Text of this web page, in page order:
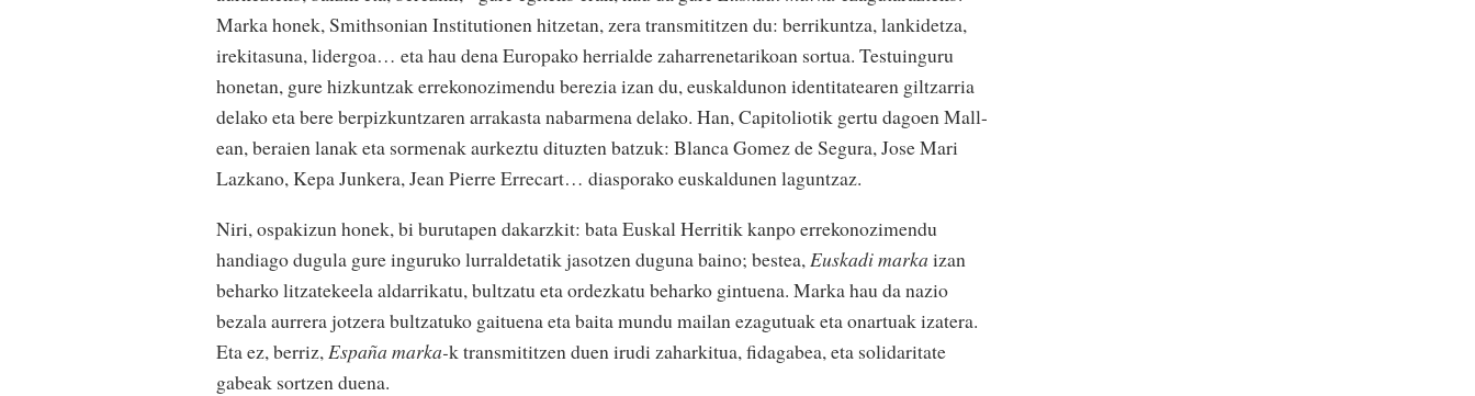
Marka honek, Smithsonian Institutionen hitzetan, zera transmititzen du: berrikuntza, lankidetza,
irekitasuna, lidergoa… eta hau dena Europako herrialde zaharrenetarikoan sortua. Testuinguru
honetan, gure hizkuntzak errekonozimendu berezia izan du, euskaldunon identitatearen giltzarria
delako eta bere berpizkuntzaren arrakasta nabarmena delako. Han, Capitoliotik gertu dagoen Mall-
ean, beraien lanak eta sormenak aurkeztu dituzten batzuk: Blanca Gomez de Segura, Jose Mari
Lazkano, Kepa Junkera, Jean Pierre Errecart… diasporako euskaldunen laguntzaz.
Niri, ospakizun honek, bi burutapen dakarzkit: bata Euskal Herritik kanpo errekonozimendu
handiago dugula gure inguruko lurraldetatik jasotzen duguna baino; bestea,Euskadi marka izan
beharko litzatekeela aldarrikatu, bultzatu eta ordezkatu beharko gintuena. Marka hau da nazio
bezala aurrera jotzera bultzatuko gaituena eta baita mundu mailan ezagutuak eta onartuak izatera.
Eta ez, berriz,España marka-k transmititzen duen irudi zaharkitua, fidagabea, eta solidaritate
gabeak sortzen duena.